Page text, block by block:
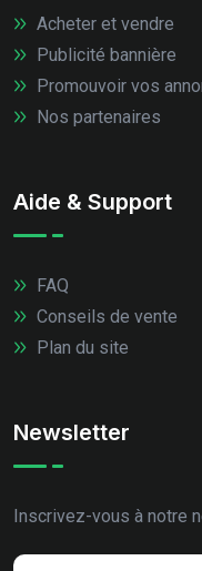
Acheter et vendre
Publicité bannière
Promouvoir vos
Nos partenaires
Aide & Support
FAQ
Conseils de vente
Plan du site
Newsletter
Inscrivez-vous à notre